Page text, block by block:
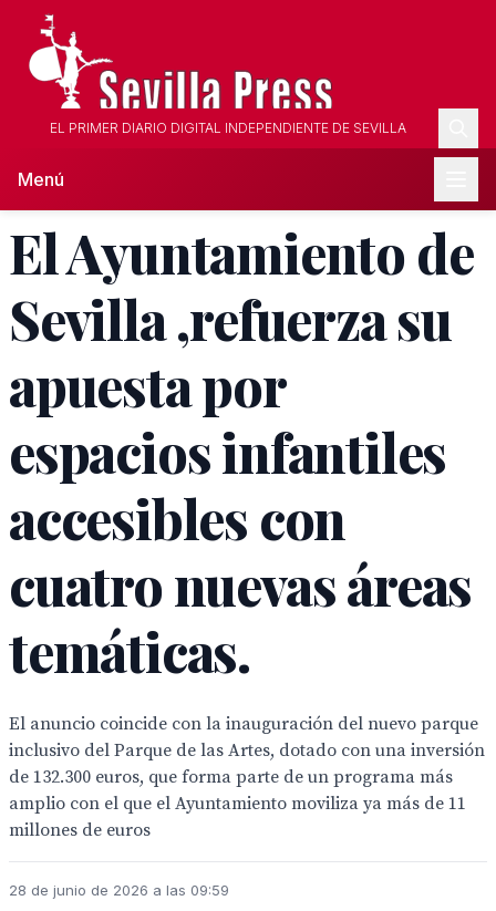
EL PRIMER DIARIO DIGITAL INDEPENDIENTE DE SEVILLA
Menú
El Ayuntamiento de
Sevilla ,refuerza su
apuesta por
espacios infantiles
accesibles con
cuatro nuevas áreas
temáticas.
El anuncio coincide con la inauguración del nuevo parque
inclusivo del Parque de las Artes, dotado con una inversión
de 132.300 euros, que forma parte de un programa más
amplio con el que el Ayuntamiento moviliza ya más de 11
millones de euros
28 de junio de 2026 a las 09:59